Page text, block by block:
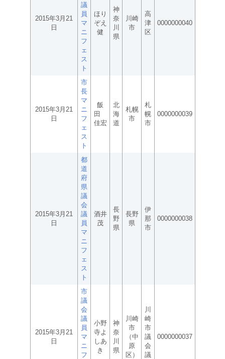
2015年3月21
日
議
員
マ
ニ
フ
ェ
ス
ト
ほり
ぞえ
健
神
奈
川
県
川崎
市
高
津
区
0000000040
2015年3月21
日
市
長
マ
ニ
フ
ェ
ス
ト
飯
田
佳宏
北
海
道
札幌
市
札
幌
市
0000000039
2015年3月21
日
都
道
府
県
議
会
議
員
マ
ニ
フ
ェ
ス
ト
酒井
茂
長
野
県
長野
県
伊
那
市
0000000038
2015年3月21
日
市
議
会
議
員
マ
ニ
フ
小野
寺よ
しあ
き
神
奈
川
県
川崎
市
（中
原
区）
川
崎
市
議
会
議
0000000037